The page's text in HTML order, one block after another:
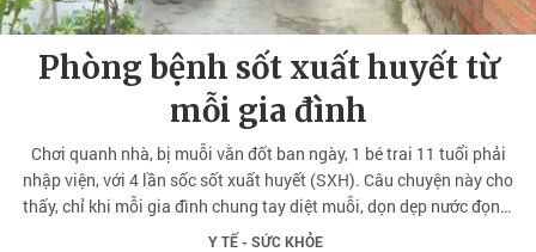
Phòng bệnh sốt xuất huyết từ
mỗi gia đình
Chơi quanh nhà, bị muỗi vằn đốt ban ngày, 1 bé trai 11 tuổi phải
nhập viện, với 4 lần sốc sốt xuất huyết (SXH). Câu chuyện này cho
thấy, chỉ khi mỗi gia đình chung tay diệt muỗi, dọn dẹp nước đọng,
SXH mới được kiểm soát, bảo vệ sức khỏe cộng đồng.
Y TẾ - SỨC KHỎE